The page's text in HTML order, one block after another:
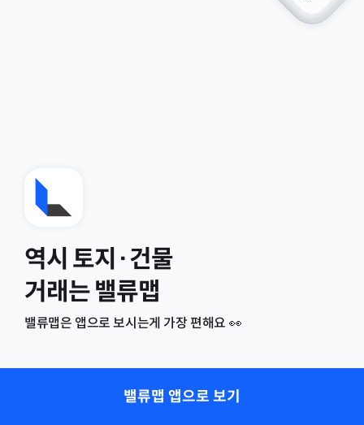
역시 토지·건물
거래는 밸류맵
밸류맵은 앱으로 보시는게 가장 편해요 👀
밸류맵 앱으로 보기